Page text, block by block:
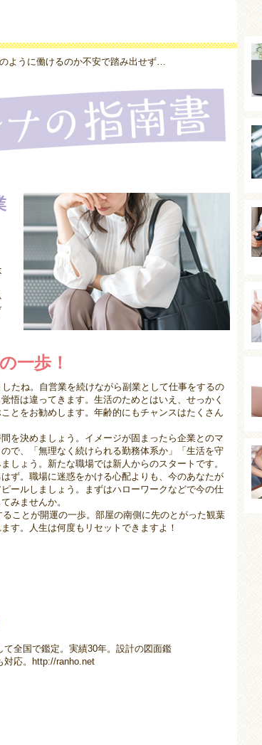
ように働けるのか不安で踏み出せず…
一歩！
たね。自営業を続けながら副業として仕事をするの
悟は違ってきます。生活のためとはいえ、せっかく
とをお勧めします。年齢的にもチャンスはたくさん
を決めましょう。イメージが固まったら企業とのマ
で、「無理なく続けられる勤務体系か」「生活を守
しょう。新たな職場では新人からのスタートです。
ず。職場に迷惑をかける心配よりも、今のあなたが
ールしましょう。まずはハローワークなどで今の仕
みませんか。
ことが開運の一歩。部屋の南側に先のとがった観葉
す。人生は何度もリセットできますよ！
て全国で鑑定。実績30年。設計の図面鑑
対応。http://ranho.net